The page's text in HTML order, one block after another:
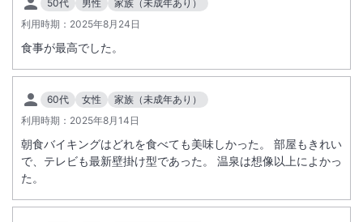
50代 男性
家族（未成年あり）
利用時期： 2025年8月24日
食事が最高でした。
60代 女性
家族（未成年あり）
利用時期： 2025年8月14日
朝食バイキングはどれを食べても美味しかった。 部屋もきれい
で、テレビも最新壁掛け型であった。 温泉は想像以上によかっ
た。